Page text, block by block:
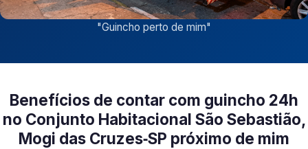
"Guincho perto de mim"
Benefícios de contar com guincho 24h
no Conjunto Habitacional São Sebastião,
Mogi das Cruzes‑SP próximo de mim